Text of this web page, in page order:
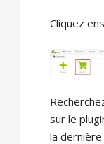
Cliquez
sur le
la